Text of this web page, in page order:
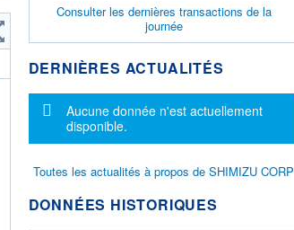
Consulter les dernières transactions de la
journée
DERNIÈRES ACTUALITÉS
Message d'information
Aucune donnée n'est actuellement
disponible.
Toutes les actualités à propos de SHIMIZU CORP
DONNÉES HISTORIQUES